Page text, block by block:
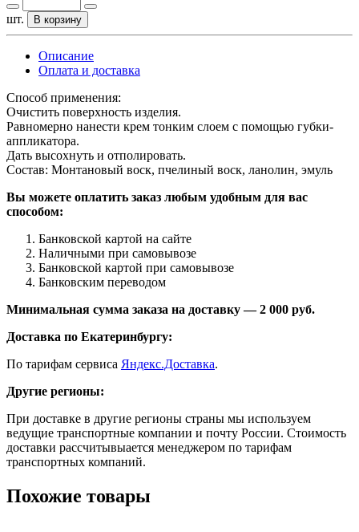
шт. В корзину
Описание
Оплата и доставка
Способ применения:
Очистить поверхность изделия.
Равномерно нанести крем тонким слоем с помощью губки-
аппликатора.
Дать высохнуть и отполировать.
Состав: Монтановый воск, пчелиный воск, ланолин, эмуль
Вы можете оплатить заказ любым удобным для вас
способом:
Банковской картой на сайте
Наличными при самовывозе
Банковской картой при самовывозе
Банковским переводом
Минимальная сумма заказа на доставку — 2 000 руб.
Доставка по Екатеринбургу:
По тарифам сервиса Яндекс.Доставка.
Другие регионы:
При доставке в другие регионы страны мы используем
ведущие транспортные компании и почту России. Стоимость
доставки рассчитывыается менеджером по тарифам
транспортных компаний.
Похожие товары